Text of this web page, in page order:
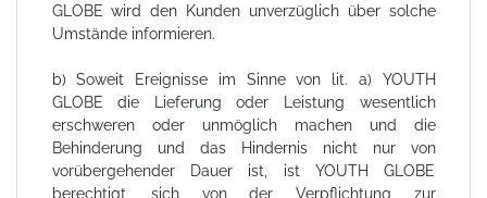
GLOBE wird den Kunden unverzüglich über solche
Umstände informieren.
b) Soweit Ereignisse im Sinne von lit. a) YOUTH
GLOBE die Lieferung oder Leistung wesentlich
erschweren oder unmöglich machen und die
Behinderung und das Hindernis nicht nur von
vorübergehender Dauer ist, ist YOUTH GLOBE
berechtigt, sich von der Verpflichtung zur